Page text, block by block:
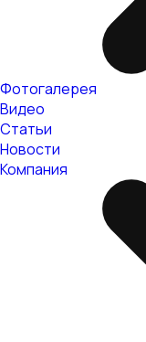
Фотогалерея
Видео
Статьи
Новости
Компания